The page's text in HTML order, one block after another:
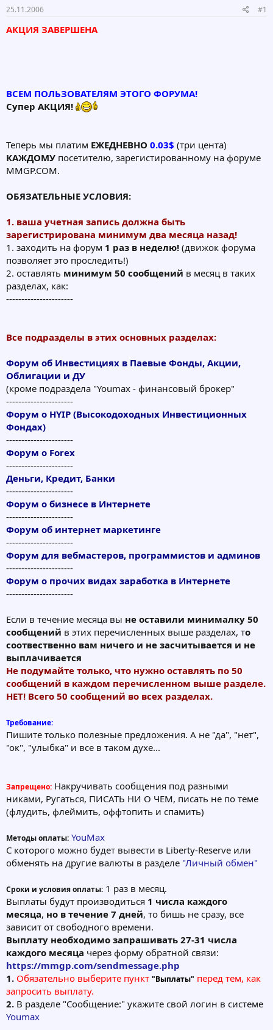
25.11.2006 #1
АКЦИЯ ЗАВЕРШЕНА
ВСЕМ ПОЛЬЗОВАТЕЛЯМ ЭТОГО ФОРУМА!
Супер АКЦИЯ!
Теперь мы платим ЕЖЕДНЕВНО 0.03$ (три цента)
КАЖДОМУ посетителю, зарегистированному на форуме
MMGP.COM.
ОБЯЗАТЕЛЬНЫЕ УСЛОВИЯ:
1. ваша учетная запись должна быть
зарегистрирована минимум два месяца назад!
1. заходить на форум 1 раз в неделю! (движок форума
позволяет это проследить!)
2. оставлять минимум 50 сообщений в месяц в таких
разделах, как:
----------------------
Все подразделы в этих основных разделах:
Форум об Инвестициях в Паевые Фонды, Акции,
Облигации и ДУ
(кроме подраздела "Youmax - финансовый брокер"
----------------------
Форум о HYIP (Высокодоходных Инвестиционных
Фондах)
----------------------
Форум о Forex
----------------------
Деньги, Кредит, Банки
----------------------
Форум о бизнесе в Интернете
----------------------
Форум об интернет маркетинге
----------------------
Форум для вебмастеров, программистов и админов
----------------------
Форум о прочих видах заработка в Интернете
----------------------
Если в течение месяца вы не оставили минималку 50
сообщений в этих перечисленных выше разделах, то
соотвественно вам ничего и не засчитывается и не
выплачивается
Не подумайте только, что нужно оставлять по 50
сообщений в каждом перечисленном выше разделе.
НЕТ! Всего 50 сообщений во всех разделах.
Требование:
Пишите только полезные предложения. А не "да", "нет",
"ок", "улыбка" и все в таком духе...
Запрещено: Накручивать сообщения под разными
никами, Ругаться, ПИСАТЬ НИ О ЧЕМ, писать не по теме
(флудить, флеймить, оффтопить и спамить)
Методы оплаты: YouMax
С которого можно будет вывести в Liberty-Reserve или
обменять на другие валюты в разделе "Личный обмен"
Сроки и условия оплаты: 1 раз в месяц.
Выплаты будут производиться 1 числа каждого
месяца, но в течение 7 дней, то бишь не сразу, все
зависит от свободного времени.
Выплату необходимо запрашивать 27-31 числа
каждого месяца через форму обратной связи:
https://mmgp.com/sendmessage.php
1. Обязательно выберите пункт "Выплаты" перед тем, как
запросить выплату.
2. В разделе "Сообщение:" укажите свой логин в системе
Youmax